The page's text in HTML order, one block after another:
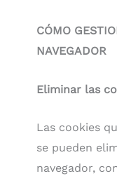
CÓMO
NAVEGADOR
Eliminar las
Las cookies
se pueden
navegador,